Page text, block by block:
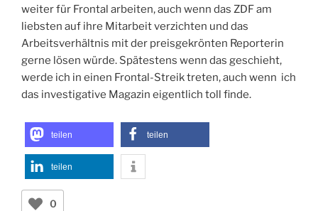
weiter für Frontal arbeiten, auch wenn das ZDF am
liebsten auf ihre Mitarbeit verzichten und das
Arbeitsverhältnis mit der preisgekrönten Reporterin
gerne lösen würde. Spätestens wenn das geschieht,
werde ich in einen Frontal-Streik treten, auch wenn ich
das investigative Magazin eigentlich toll finde.
teilen teilen
teilen
0